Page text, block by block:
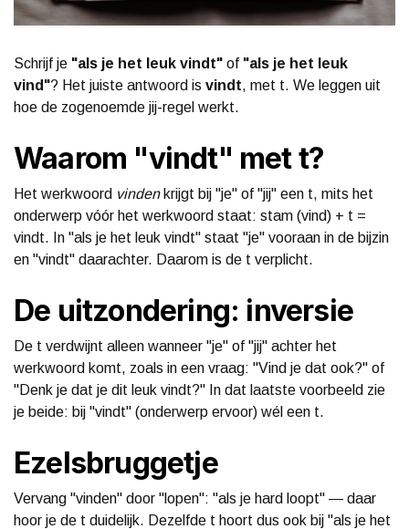
Schrijf je "als je het leuk vindt" of "als je het leuk
vind"? Het juiste antwoord is vindt, met t. We leggen uit
hoe de zogenoemde jij-regel werkt.
Waarom "vindt" met t?
Het werkwoord vindenkrijgt bij "je" of "jij" een t, mits het
onderwerp vóór het werkwoord staat: stam (vind) + t =
vindt. In "als je het leuk vindt" staat "je" vooraan in de bijzin
en "vindt" daarachter. Daarom is de t verplicht.
De uitzondering: inversie
De t verdwijnt alleen wanneer "je" of "jij" achter het
werkwoord komt, zoals in een vraag: "Vind je dat ook?" of
"Denk je dat je dit leuk vindt?" In dat laatste voorbeeld zie
je beide: bij "vindt" (onderwerp ervoor) wél een t.
Ezelsbruggetje
Vervang "vinden" door "lopen": "als je hard loopt" — daar
hoor je de t duidelijk. Dezelfde t hoort dus ook bij "als je het